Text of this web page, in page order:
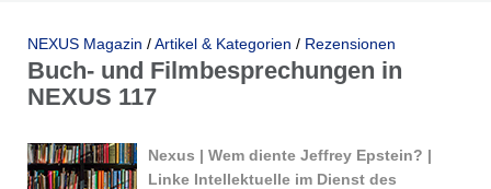
NEXUS Magazin /Artikel & Kategorien / Rezensionen
Buch- und Filmbesprechungen in
NEXUS 117
Nexus | Wem diente Jeffrey Epstein? |
Linke Intellektuelle im Dienst des